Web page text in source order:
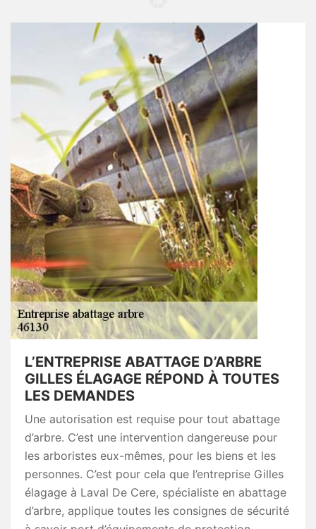
L’ENTREPRISE ABATTAGE D’ARBRE
GILLES ÉLAGAGE RÉPOND À TOUTES
LES DEMANDES
Une autorisation est requise pour tout abattage
d’arbre. C’est une intervention dangereuse pour
les arboristes eux-mêmes, pour les biens et les
personnes. C’est pour cela que l’entreprise Gilles
élagage à Laval De Cere, spécialiste en abattage
d’arbre, applique toutes les consignes de sécurité